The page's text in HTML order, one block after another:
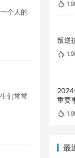
个人的
们常常
叛逆
2024
重要
最